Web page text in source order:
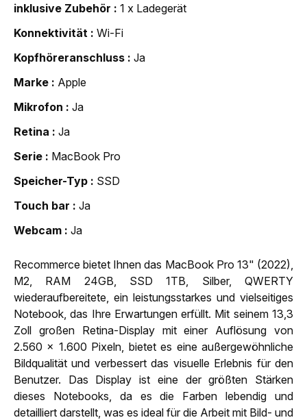
inklusive Zubehör
1 x Ladegerät
Konnektivität
Wi-Fi
Kopfhöreranschluss
Ja
Marke
Apple
Mikrofon
Ja
Retina
Ja
Serie
MacBook Pro
Speicher-Typ
SSD
Touch bar
Ja
Webcam
Ja
Recommerce bietet Ihnen das MacBook Pro 13" (2022),
M2, RAM 24GB, SSD 1TB, Silber, QWERTY
wiederaufbereitete, ein leistungsstarkes und vielseitiges
Notebook, das Ihre Erwartungen erfüllt. Mit seinem 13,3
Zoll großen Retina-Display mit einer Auflösung von
2.560 x 1.600 Pixeln, bietet es eine außergewöhnliche
Bildqualität und verbessert das visuelle Erlebnis für den
Benutzer. Das Display ist eine der größten Stärken
dieses Notebooks, da es die Farben lebendig und
detailliert darstellt, was es ideal für die Arbeit mit Bild- und